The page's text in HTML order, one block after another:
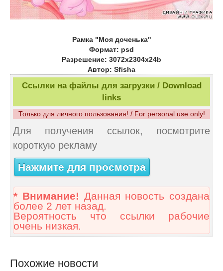
Рамка "Моя доченька"
Формат: psd
Разрешение: 3072х2304х24b
Автор: Sfisha
Ссылки на файлы для загрузки / Download
links
Только для личного пользования! / For personal use only!
Для получения ссылок, посмотрите
короткую рекламу
Нажмите для просмотра
* Внимание! Данная новость создана
более 2 лет назад.
Вероятность что ссылки рабочие
очень низкая.
Похожие новости